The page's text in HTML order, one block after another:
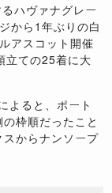
ハヴァナグレー
から1年ぶりの白
アスコット開催
立ての25着に大
ると、ポート
枠順だったこと
からナンソープ